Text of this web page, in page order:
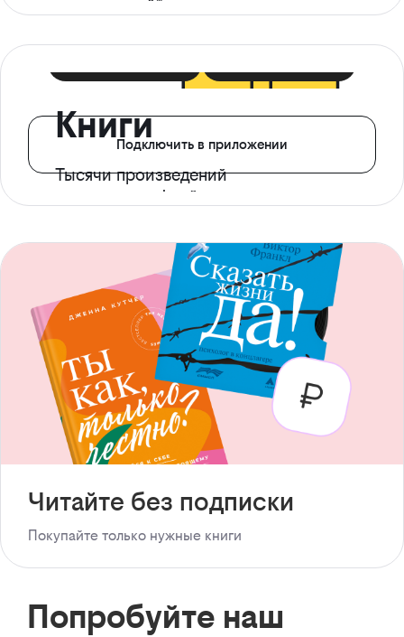
ограничений*
Книги
Тысячи произведений
с доступом офлайн
Подключить в приложении
Читайте без подписки
Покупайте только нужные книги
Попробуйте наш